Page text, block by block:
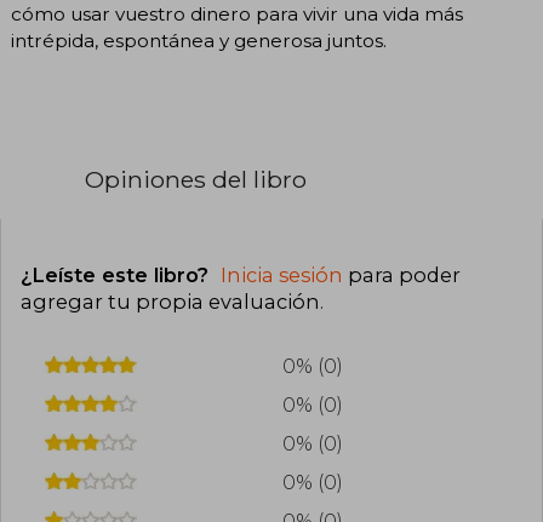
cómo usar vuestro dinero para vivir una vida más
intrépida, espontánea y generosa juntos.
Opiniones del libro
¿Leíste este libro? Inicia sesión para poder
agregar tu propia evaluación.
0% (0)
0% (0)
0% (0)
0% (0)